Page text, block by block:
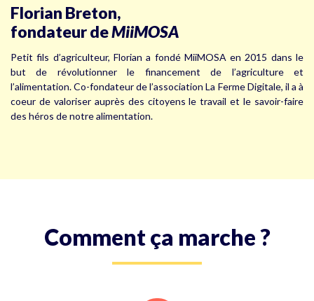
Florian Breton,
fondateur deMiiMOSA
Petit fils d’agriculteur, Florian a fondé MiiMOSA en 2015 dans le
but de révolutionner le financement de l’agriculture et
l’alimentation. Co-fondateur de l’association La Ferme Digitale, il a à
coeur de valoriser auprès des citoyens le travail et le savoir-faire
des héros de notre alimentation.
Comment ça marche ?